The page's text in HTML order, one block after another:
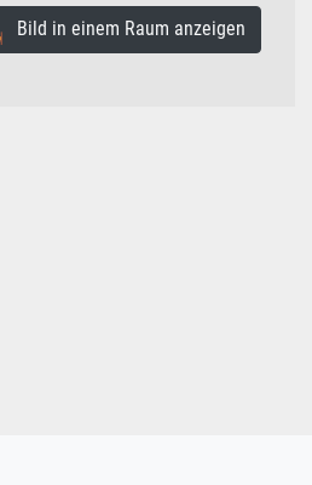
Bild in einem Raum anzeigen